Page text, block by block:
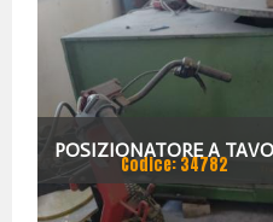
POSIZIONATORE A
SIMAC
Codice: 34782